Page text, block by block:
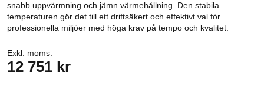
snabb uppvärmning och jämn värmehållning. Den stabila
temperaturen gör det till ett driftsäkert och effektivt val för
professionella miljöer med höga krav på tempo och kvalitet.
Exkl. moms:
12 751 kr